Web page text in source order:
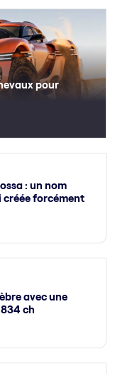
pour
: un nom
forcément
avec une
ch